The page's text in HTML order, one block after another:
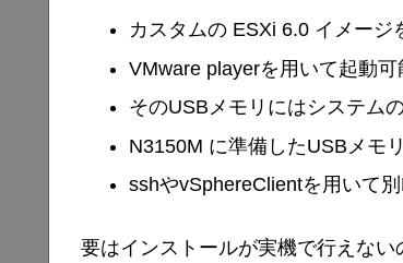
カスタムの ESXi 6.0 イメージ
VMware playerを用いて起動
そのUSBメモリにはシステム
N3150M に準備したUSBメモ
sshやvSphereClientを用いて
要はインストールが実機で行えな